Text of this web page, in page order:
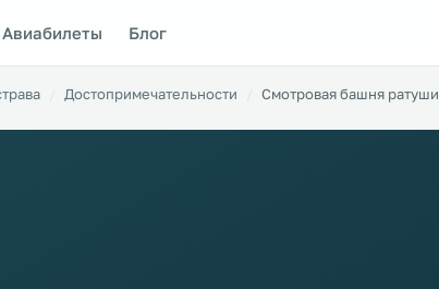
Авиабилеты Блог
Достопримечательности Смотровая башня ратуши